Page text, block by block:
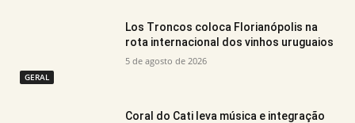
GERAL
Los Troncos coloca Florianópolis na
rota internacional dos vinhos uruguaios
5 de agosto de 2026
Coral do Cati leva música e integração